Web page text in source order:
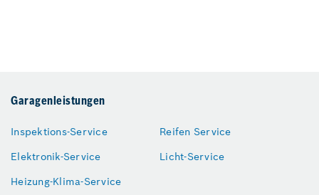
Garagenleistungen
Inspektions-Service
Elektronik-Service
Heizung-Klima-Service
Reifen Service
Licht-Service